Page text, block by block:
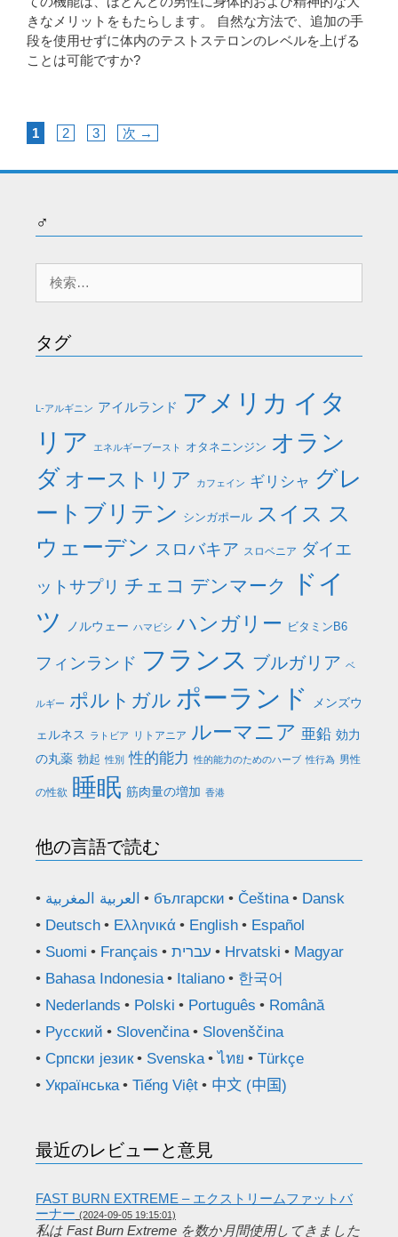
きなメリットをもたらします。 自然な方法で、追加の手
段を使用せずに体内のテストステロンのレベルを上げる
ことは可能ですか?
ペ
ジ
1
ペ
ジ
2
ペ
ジ
3 次 →
♂
タグ
L-アルギニン アイルランド アメリカ イタ
リア
エネルギーブースト オタネニンジン オラン
ダ オーストリア カフェイン ギリシャ グレ
ートブリテン シンガポール スイス ス
ウェーデン スロバキア スロベニア ダイエ
ットサプリ チェコ デンマーク
ドイ
ツ
ノルウェー ハマビシ ハンガリー ビタミンB6
フィンランド フランス ブルガリア ベ
ルギー ポルトガル ポーランド メンズウ
ェルネス ラトビア リトアニア ルーマニア 亜鉛 効力
の丸薬 勃起 性別 性的能力 性的能力のためのハーブ 性行為 男性
の性欲 睡眠 筋肉量の増加 香港
他の言語で読む
العربية المغربية български Čeština
Dansk
Deutsch
Ελληνικά English
Español
Suomi
Français עברית Hrvatski
Magyar
Bahasa Indonesia
Italiano
한국어
Nederlands
Polski Português
Română
Русский
Slovenčina
Slovenščina
Српски језик
Svenska ไทย
Türkçe
Українська
Tiếng Việt 中文 (中国)
最近のレビューと意見
FAST BURN EXTREME – エクストリームファットバ
ーナー (2024-09-05 19:15:01)
私は Fast Burn Extreme を数か月間使用してきました